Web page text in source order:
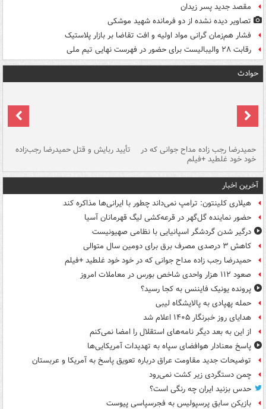
مقصد جدید پسر زیدان
تصاویر دیده‌ نشده از دو فرمانده شهید موشکی
فشار هم‌زمان گرانی مواد اولیه و افت تقاضا بر بازار پلاستیک
رقابت ۲۸ والیبالیست برای حضور در فهرست نهایی تیم ملی
حوادث
حمیدرضا رجب زاده مداح جوانی که در
خود خود غلطید +فیلم
تأیید ربایش و قتل حمیدرضا رجب‌زاده
آخرین اخبار
هیلاری کلینتون: ترامپ نمی‌داند چطور با ایرانی‌ها مذاکره کند
حضور نماینده گل‌گهر در قرعه‌کشی لیگ قهرمانان آسیا
درگیر شدن گردشگر اسپانیایی با نظامی صهیونیست
کاهش ۳ درصدی مصرف برق برای دومین سال متوالی
حمیدرضا رجب زاده مداح جوانی که در خود خود غلطید +فیلم
صعود ۱۱۲ هزار واحدی شاخص بورس در معاملات امروز
پرونده یونیک فایننس به کجا رسید؟
حمله پهپادی به پالایشگاه لیبی
هدایای روز خبرنگار ۱۴۰۵ اعلام شد
از این به بعد دیگر نامه‌های استقلال را امضا نمی‌کنم
پاسخ معنادار هوافضای سپاه به تهدیدات آمریکایی‌ها
توضیحات جدید مقاومت عراق درباره تعویق پاسخ به آمریکا و عربستان
چمن دستگردی زیر کشت نمی‌رود
حدس بزنید ایران چه رنگی است؟
بازیکن سابق پرسپولیس به فجرسپاسی پیوست